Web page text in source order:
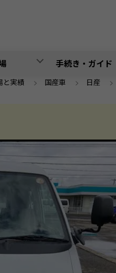
手続き・ガイド
と実績 > 国産車 > 日産 >